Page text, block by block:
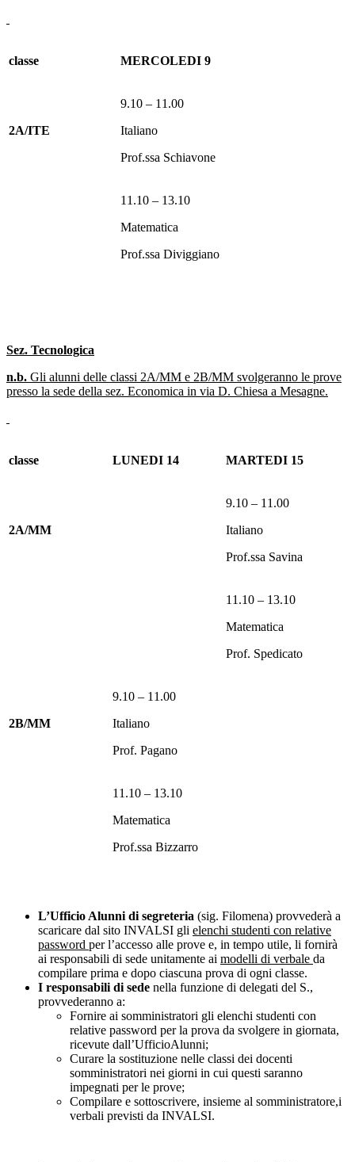
classe MERCOLEDI 9
2A/ITE
9.10 – 11.00
Italiano
Prof.ssa Schiavone
11.10 – 13.10
Matematica
Prof.ssa Diviggiano
Sez. Tecnologica
n.b. Gli alunni delle classi 2A/MM e 2B/MM svolgeranno le prove
presso la sede della sez. Economica in via D. Chiesa a Mesagne.
classe LUNEDI 14 MARTEDI 15
2A/MM
9.10 – 11.00
Italiano
Prof.ssa Savina
11.10 – 13.10
Matematica
Prof. Spedicato
2B/MM
9.10 – 11.00
Italiano
Prof. Pagano
11.10 – 13.10
Matematica
Prof.ssa Bizzarro
L’Ufficio Alunni di segreteria (sig. Filomena) provvederà a
scaricare dal sito INVALSI gli elenchi studenti con relative
password per l’accesso alle prove e, in tempo utile, li fornirà
ai responsabili di sede unitamente ai modelli di verbale da
compilare prima e dopo ciascuna prova di ogni classe.
I responsabili di sede nella funzione di delegati del S.,
provvederanno a:
Fornire ai somministratori gli elenchi studenti con
relative password per la prova da svolgere in giornata,
ricevute dall’UfficioAlunni;
Curare la sostituzione nelle classi dei docenti
somministratori nei giorni in cui questi saranno
impegnati per le prove;
Compilare e sottoscrivere, insieme al somministratore,i
verbali previsti da INVALSI.